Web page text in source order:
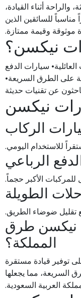
أثناء القيادة،
مناسباً للسائقين الذين
وقيمة ممتازة.
نيكسن؟
سيارات الدفع
على الطرق السريعة•
عن تقنيات حديثة
نيكسن
الركاب
للاستخدام اليومي.
الرباعي
الأكبر حجماً.
الطويلة
تقليل ضوضاء الطريق.
نيكسن طرق
المملكة؟
توفير قيادة مستقرة
السريعة، مما يجعلها
العربية السعودية.